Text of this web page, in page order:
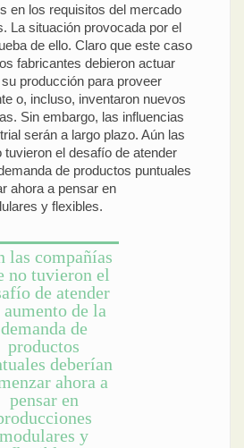
en los requisitos del mercado
La situación provocada por el
de ello. Claro que este caso
fabricantes debieron actuar
producción para proveer
o, incluso, inventaron nuevos
Sin embargo, las influencias
serán a largo plazo. Aún las
el desafío de atender
de productos puntuales
ahora a pensar en
y flexibles.
las compañías
no tuvieron el
de atender
aumento de la
demanda de
productos
deberían
ahora a
pensar en
modulares y